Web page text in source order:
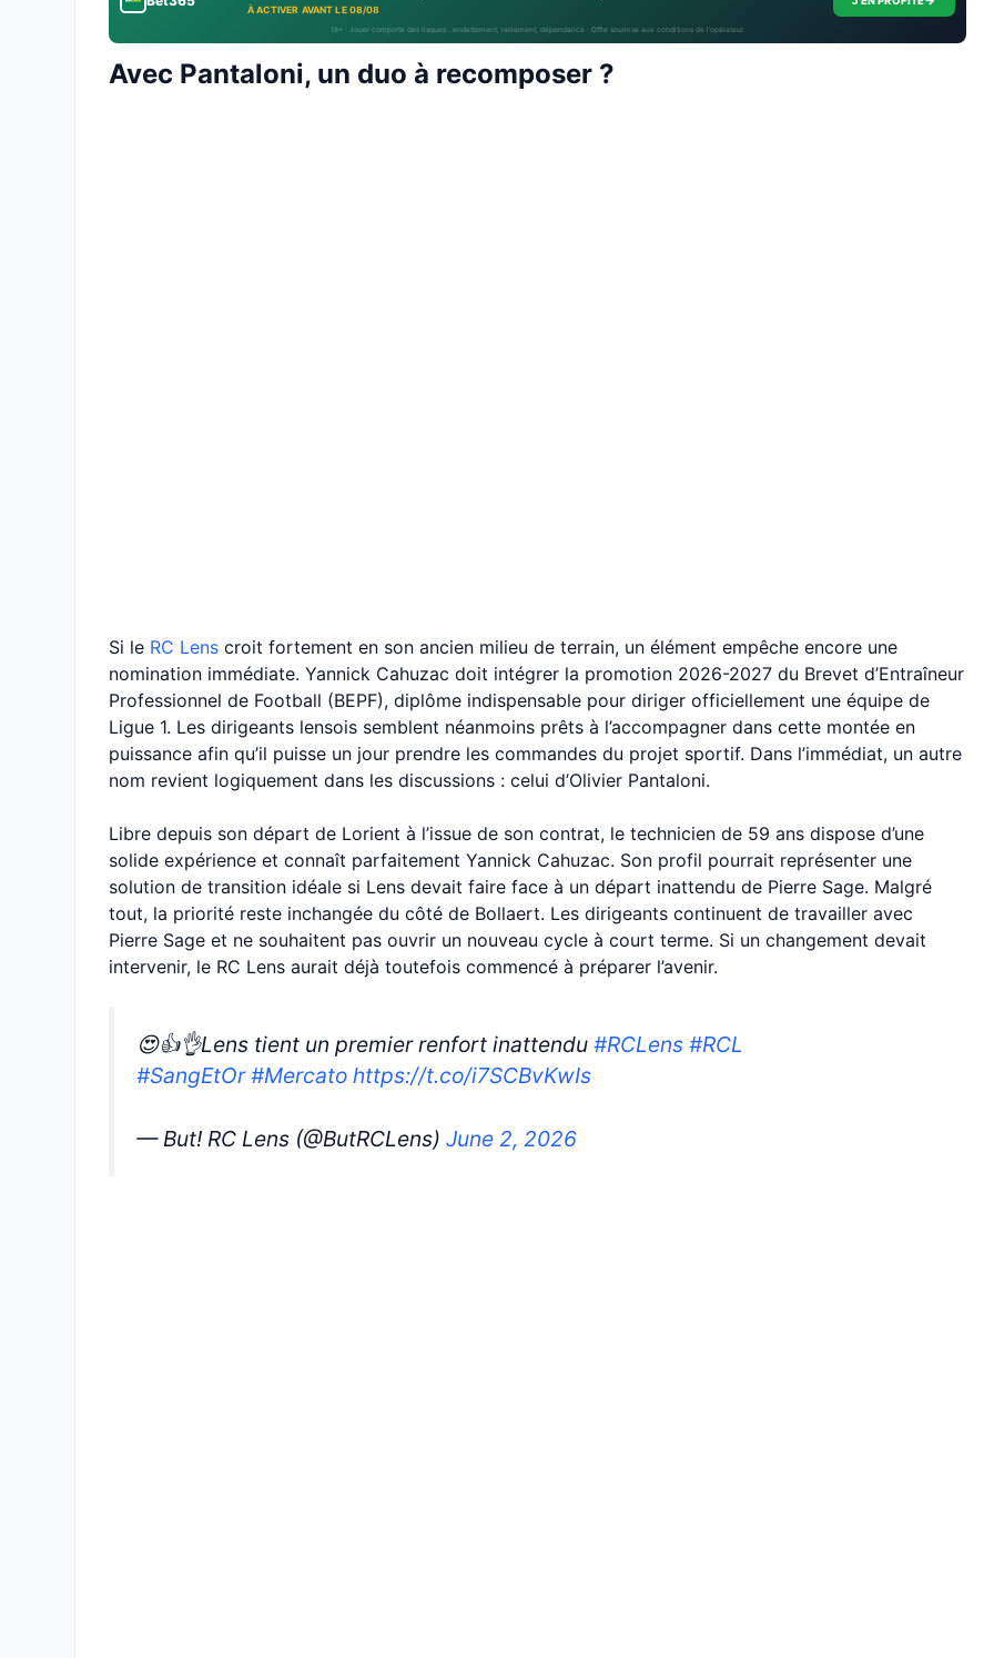
À ACTIVER AVANT LE 08/08
18+ · Jouer comporte des risques : endettement, isolement, dépendance · Offre soumise aux conditions de l’opérateur.
Avec Pantaloni, un duo à recomposer ?
Si le RC Lens croit fortement en son ancien milieu de terrain, un élément empêche encore une
nomination immédiate. Yannick Cahuzac doit intégrer la promotion 2026-2027 du Brevet d’Entraîneur
Professionnel de Football (BEPF), diplôme indispensable pour diriger officiellement une équipe de
Ligue 1. Les dirigeants lensois semblent néanmoins prêts à l’accompagner dans cette montée en
puissance afin qu’il puisse un jour prendre les commandes du projet sportif. Dans l’immédiat, un autre
nom revient logiquement dans les discussions : celui d’Olivier Pantaloni.
Libre depuis son départ de Lorient à l’issue de son contrat, le technicien de 59 ans dispose d’une
solide expérience et connaît parfaitement Yannick Cahuzac. Son profil pourrait représenter une
solution de transition idéale si Lens devait faire face à un départ inattendu de Pierre Sage. Malgré
tout, la priorité reste inchangée du côté de Bollaert. Les dirigeants continuent de travailler avec
Pierre Sage et ne souhaitent pas ouvrir un nouveau cycle à court terme. Si un changement devait
intervenir, le RC Lens aurait déjà toutefois commencé à préparer l’avenir.
😍👍👌Lens tient un premier renfort inattendu #RCLens #RCL
#SangEtOr #Mercato https://t.co/i7SCBvKwIs
— But! RC Lens (@ButRCLens) June 2, 2026